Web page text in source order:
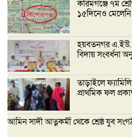
করিমগঞ্জে ৭ম
১৫দিনেও মেলেনি
হয়বতনগর এ.ইউ.
বিদায় সংবর্ধনা
তাড়াইলে
প্রাথমিক ফল
আমিন সাদী আত্নকর্মী থেকে শ্রেষ্ঠ যুব